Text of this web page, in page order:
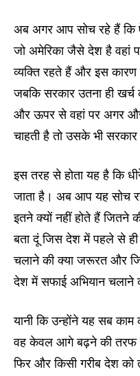
अब अगर आप सोच रहे हैं कि
जो अमेरिका जैसे देश है वहां
व्यक्ति रहते हैं और इस कारण
जबकि सरकार उतना ही
और ऊपर से वहां पर अगर और
चाहती है तो उसके भी
इस तरह से होता यह है कि
जाता है। अब आप यह सोच
इतने क्यों नहीं होते हैं
बता दूं जिस देश में पहले से
चलाने की क्या जरूरत और
देश में सफाई अभियान चलाने
यानी कि उन्होंने यह सब
वह केवल आगे बढ़ने की तरफ
फिर और किसी गरीब देश